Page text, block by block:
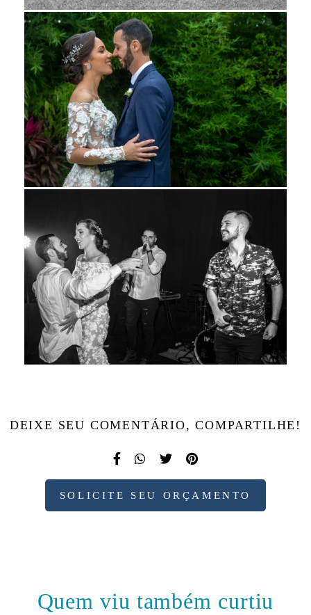
DEIXE SEU COMENTÁRIO, COMPARTILHE!
SOLICITE SEU ORÇAMENTO
Quem viu também curtiu